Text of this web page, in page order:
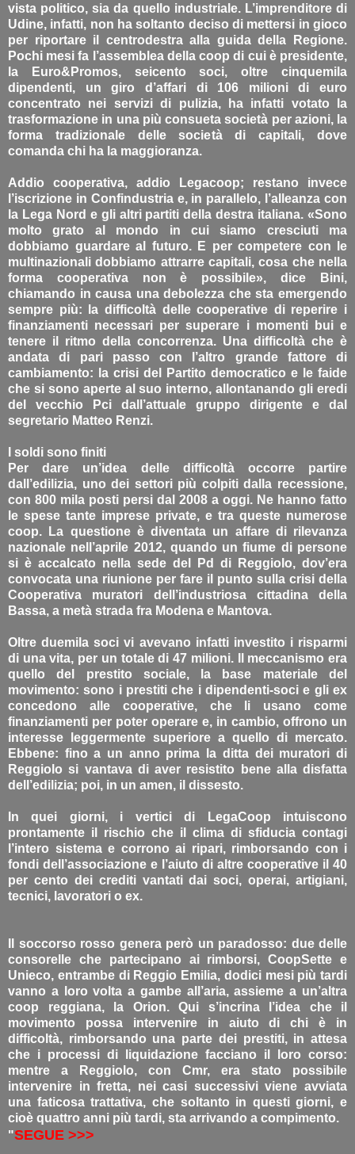
vista politico, sia da quello industriale. L’imprenditore di
Udine, infatti, non ha soltanto deciso di mettersi in gioco
per riportare il centrodestra alla guida della Regione.
Pochi mesi fa l’assemblea della coop di cui è presidente,
la Euro&Promos, seicento soci, oltre cinquemila
dipendenti, un giro d’affari di 106 milioni di euro
concentrato nei servizi di pulizia, ha infatti votato la
trasformazione in una più consueta società per azioni, la
forma tradizionale delle società di capitali, dove
comanda chi ha la maggioranza.
Addio cooperativa, addio Legacoop; restano invece
l’iscrizione in Confindustria e, in parallelo, l’alleanza con
la Lega Nord e gli altri partiti della destra italiana. «Sono
molto grato al mondo in cui siamo cresciuti ma
dobbiamo guardare al futuro. E per competere con le
multinazionali dobbiamo attrarre capitali, cosa che nella
forma cooperativa non è possibile», dice Bini,
chiamando in causa una debolezza che sta emergendo
sempre più: la difficoltà delle cooperative di reperire i
finanziamenti necessari per superare i momenti bui e
tenere il ritmo della concorrenza. Una difficoltà che è
andata di pari passo con l’altro grande fattore di
cambiamento: la crisi del Partito democratico e le faide
che si sono aperte al suo interno, allontanando gli eredi
del vecchio Pci dall’attuale gruppo dirigente e dal
segretario Matteo Renzi.
I soldi sono finiti
Per dare un’idea delle difficoltà occorre partire
dall’edilizia, uno dei settori più colpiti dalla recessione,
con 800 mila posti persi dal 2008 a oggi. Ne hanno fatto
le spese tante imprese private, e tra queste numerose
coop. La questione è diventata un affare di rilevanza
nazionale nell’aprile 2012, quando un fiume di persone
si è accalcato nella sede del Pd di Reggiolo, dov’era
convocata una riunione per fare il punto sulla crisi della
Cooperativa muratori dell’industriosa cittadina della
Bassa, a metà strada fra Modena e Mantova.
Oltre duemila soci vi avevano infatti investito i risparmi
di una vita, per un totale di 47 milioni. Il meccanismo era
quello del prestito sociale, la base materiale del
movimento: sono i prestiti che i dipendenti-soci e gli ex
concedono alle cooperative, che li usano come
finanziamenti per poter operare e, in cambio, offrono un
interesse leggermente superiore a quello di mercato.
Ebbene: fino a un anno prima la ditta dei muratori di
Reggiolo si vantava di aver resistito bene alla disfatta
dell’edilizia; poi, in un amen, il dissesto.
In quei giorni, i vertici di LegaCoop intuiscono
prontamente il rischio che il clima di sfiducia contagi
l’intero sistema e corrono ai ripari, rimborsando con i
fondi dell’associazione e l’aiuto di altre cooperative il 40
per cento dei crediti vantati dai soci, operai, artigiani,
tecnici, lavoratori o ex.
Il soccorso rosso genera però un paradosso: due delle
consorelle che partecipano ai rimborsi, CoopSette e
Unieco, entrambe di Reggio Emilia, dodici mesi più tardi
vanno a loro volta a gambe all’aria, assieme a un’altra
coop reggiana, la Orion. Qui s’incrina l’idea che il
movimento possa intervenire in aiuto di chi è in
difficoltà, rimborsando una parte dei prestiti, in attesa
che i processi di liquidazione facciano il loro corso:
mentre a Reggiolo, con Cmr, era stato possibile
intervenire in fretta, nei casi successivi viene avviata
una faticosa trattativa, che soltanto in questi giorni, e
cioè quattro anni più tardi, sta arrivando a compimento.
"SEGUE >>>